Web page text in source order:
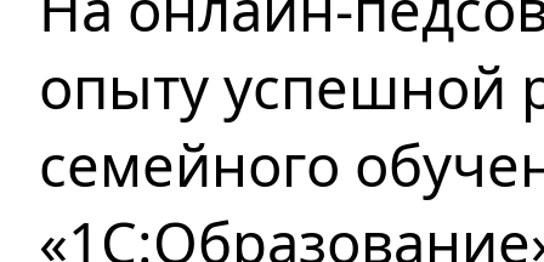
опыту успешной
семейного